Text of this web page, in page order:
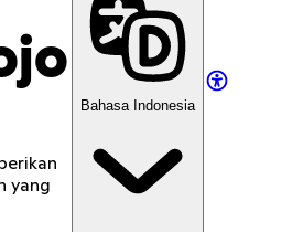
yang
Bahasa Indonesia